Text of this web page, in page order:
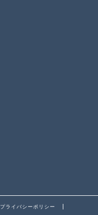
プライバシーポリシー